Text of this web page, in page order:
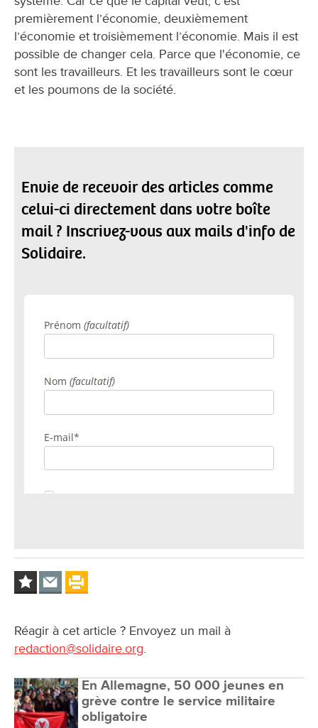
premièrement l’économie, deuxièmement
l’économie et troisièmement l’économie. Mais il est
possible de changer cela. Parce que l'économie, ce
sont les travailleurs. Et les travailleurs sont le cœur
et les poumons de la société.
Envie de recevoir des articles comme
celui-ci directement dans votre boîte
mail ? Inscrivez-vous aux mails d'info de
Solidaire.
Réagir à cet article ? Envoyez un mail à
redaction@solidaire.org.
En Allemagne, 50 000 jeunes en
grève contre le service militaire
obligatoire